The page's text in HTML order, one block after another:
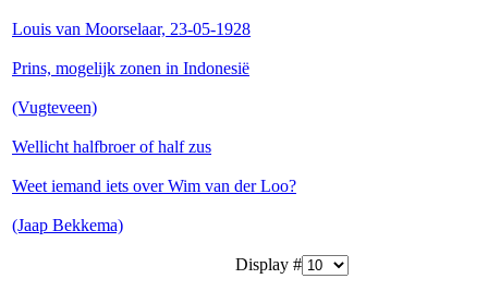
Louis van Moorselaar, 23-05-1928
Prins, mogelijk zonen in Indonesië
(Vugteveen)
Wellicht halfbroer of half zus
Weet iemand iets over Wim van der Loo?
(Jaap Bekkema)
Display #